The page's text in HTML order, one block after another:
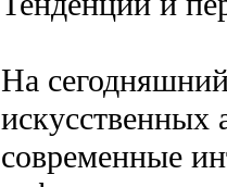
На
искусственных
современные